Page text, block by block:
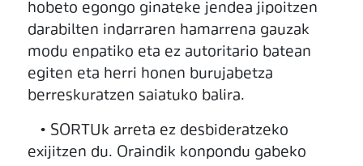
hobeto egongo ginateke jendea jipoitzen
darabilten indarraren hamarrena gauzak
modu enpatiko eta ez autoritario batean
egiten eta herri honen burujabetza
berreskuratzen saiatuko balira.
• SORTUk arreta ez desbideratzeko
exijitzen du. Oraindik konpondu gabeko